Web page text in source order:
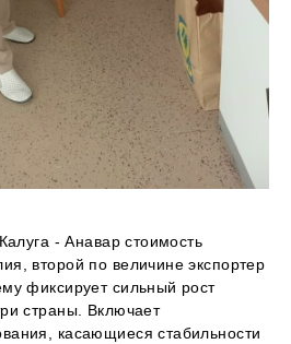
- Анавар стоимость
второй по величине экспортер
фиксирует сильный рост
страны. Включает
касающиеся стабильности